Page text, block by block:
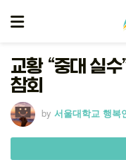
교황 “중대 실
참회
by 서울대학교 행복